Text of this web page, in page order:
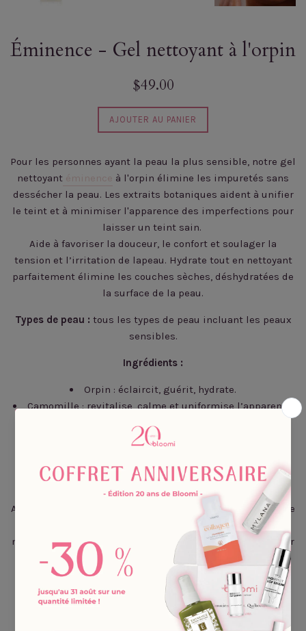
Éminence - Gel nettoyant à l'orpin
Prix
$49.00
AJOUTER AU PANIER
Pour les personnes ayant la peau la plus sensible, notre gel
nettoyant éminence à l'orpin élimine les impuretés sans
dessécher la peau. Les extraits botaniques aident à unifier
le teint et à minimiser l'apparence des imperfections pour
laisser un teint sain.
Aide à favoriser la douceur, le confort et soulager la
tension et l’irritation de lapeau. Hydrate tout en nettoyant
parfaitement élimine les couches sèches, déshydratées de
la surface de la peau.
Types de peau : tous les types de peau incluant les peaux
sensibles.
Ingrédients :
Orpin : éclaircit, guérit, hydrate.
Camomille : revitalise, calme et uniformise l’apparence
Beurre de karité : agent antiseptique, apaisant et
Application :
Appliquer une petite quantité de produit sur le visage et le
cou et masser doucement du bout des doigts en
mouvements circulaires . Rincer abondamment et éponger
. Finaliser avec un tonique.
Astuce :
Associez-le à l'huile nettoyante à l'Orpin d'Éminence pour
un double nettoyage parfait.